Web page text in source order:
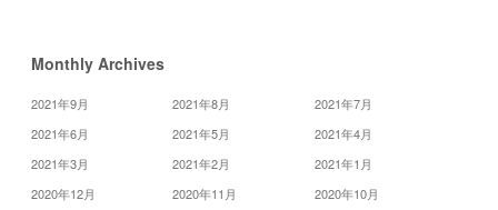
Monthly Archives
2021年9月 2021年8月
2021年7月
2021年6月
2021年5月
2021年4月
2021年3月
2021年2月
2021年1月
2020年12月
2020年11月
2020年10月